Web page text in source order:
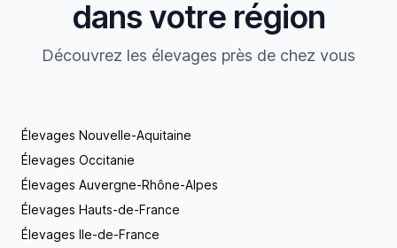
objectif est avant tout d’effectuer des sélections
rigoureuses en vue de réaliser de parfaits mariages
et donner ainsi naissance à des chiots sains et
équilibrés. Mes compétences sont la garantie d’une
renseignements et tout simplement, pour les
amoureux de la race, de belles photos vous
attendent ;-) bonne visite, christelle woivre
dans votre région
Découvrez les élevages près de chez vous
Élevages Nouvelle-Aquitaine
Élevages Occitanie
Élevages Auvergne-Rhône-Alpes
Élevages Hauts-de-France
Élevages Ile-de-France